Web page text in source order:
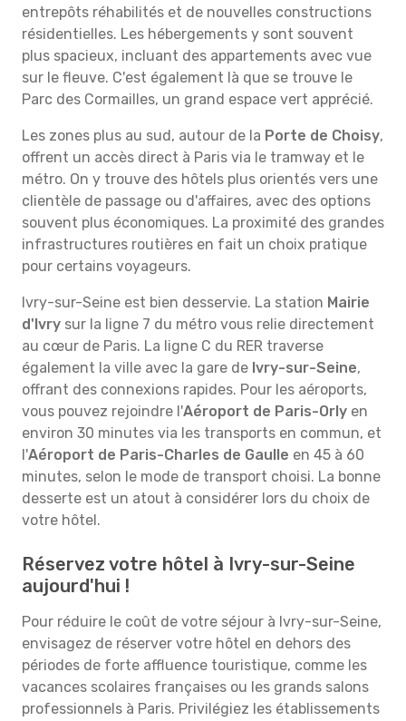
entrepôts réhabilités et de nouvelles constructions
résidentielles. Les hébergements y sont souvent
plus spacieux, incluant des appartements avec vue
sur le fleuve. C'est également là que se trouve le
Parc des Cormailles, un grand espace vert apprécié.
Les zones plus au sud, autour de la Porte de Choisy,
offrent un accès direct à Paris via le tramway et le
métro. On y trouve des hôtels plus orientés vers une
clientèle de passage ou d'affaires, avec des options
souvent plus économiques. La proximité des grandes
infrastructures routières en fait un choix pratique
pour certains voyageurs.
Ivry-sur-Seine est bien desservie. La station Mairie
d'Ivry sur la ligne 7 du métro vous relie directement
au cœur de Paris. La ligne C du RER traverse
également la ville avec la gare de Ivry-sur-Seine,
offrant des connexions rapides. Pour les aéroports,
vous pouvez rejoindre l'Aéroport de Paris-Orly en
environ 30 minutes via les transports en commun, et
l'Aéroport de Paris-Charles de Gaulle en 45 à 60
minutes, selon le mode de transport choisi. La bonne
desserte est un atout à considérer lors du choix de
votre hôtel.
Réservez votre hôtel à Ivry-sur-Seine
aujourd'hui !
Pour réduire le coût de votre séjour à Ivry-sur-Seine,
envisagez de réserver votre hôtel en dehors des
périodes de forte affluence touristique, comme les
vacances scolaires françaises ou les grands salons
professionnels à Paris. Privilégiez les établissements